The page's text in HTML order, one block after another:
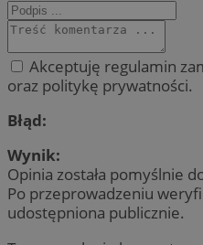
Akceptuję regulamin
oraz politykę prywatności.
Błąd:
Wynik:
Opinia została pomyślnie
Po przeprowadzeniu
udostępniona publicznie.